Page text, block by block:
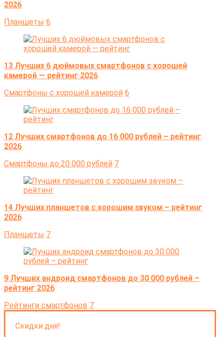
2026
Планшеты 6
13 Лучших 6 дюймовых смартфонов с хорошей
камерой — рейтинг 2026
Cмартфоны с хорошей камерой 6
12 Лучших смартфонов до 16 000 рублей – рейтинг
2026
Cмартфоны до 20 000 рублей 7
14 Лучших планшетов с хорошим звуком – рейтинг
2026
Планшеты 7
9 Лучших андроид смартфонов до 30 000 рублей –
рейтинг 2026
Рейтинги смартфонов 7
Скидки дня!